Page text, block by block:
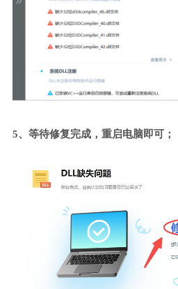
5、等待修复完成，重启电脑即可；